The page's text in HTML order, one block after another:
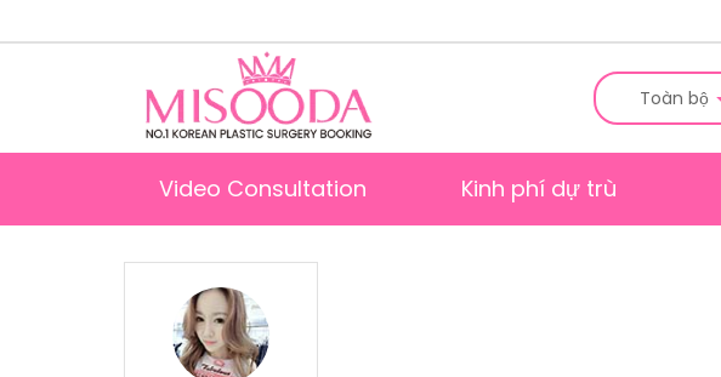
Toàn bộ
Video Consultation Kinh phí dự trù